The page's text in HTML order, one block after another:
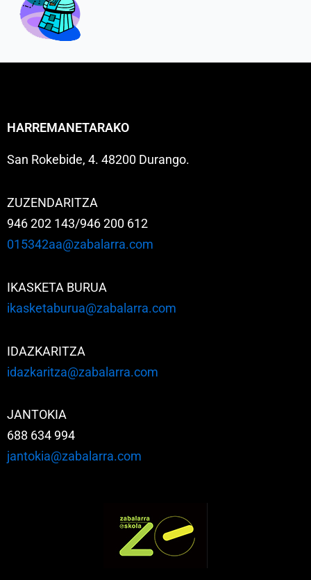
HARREMANETARAKO
San Rokebide, 4. 48200 Durango.
ZUZENDARITZA
946 202 143/946 200 612
015342aa@zabalarra.com
IKASKETA BURUA
ikasketaburua@zabalarra.com
IDAZKARITZA
idazkaritza@zabalarra.com
JANTOKIA
688 634 994
jantokia@zabalarra.com